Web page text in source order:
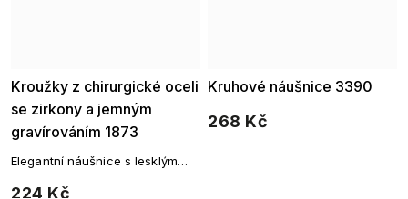
Kroužky z chirurgické oceli
se zirkony a jemným
gravírováním 1873
224 Kč
Elegantní náušnice s lesklým
pro jemný třpyt v každém
Kruhové náušnice 3390
268 Kč